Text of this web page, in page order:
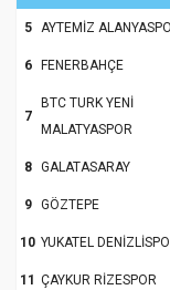
5 AYTEMİZ
6 FENERBAHÇE
7
BTC TURK YENİ
MALATYASPOR
8 GALATASARAY
9 GÖZTEPE
10 YUKATEL
11 ÇAYKUR RİZESPOR